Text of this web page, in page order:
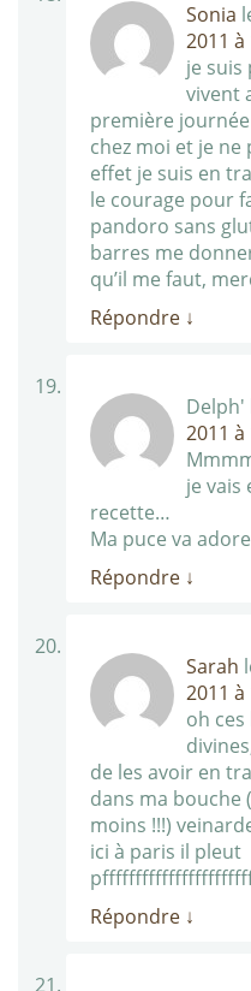
Sonia
2011
je suis
vivent
première
chez moi et je ne
effet je suis en
le courage pour
pandoro sans
barres me
qu’il me faut,
Répondre ↓
Delph'
2011
je vais
recette…
Ma puce va
Répondre ↓
Sarah
2011
oh ces
de les avoir en
dans ma bouche
moins !!!)
ici à paris il pleut
Répondre ↓